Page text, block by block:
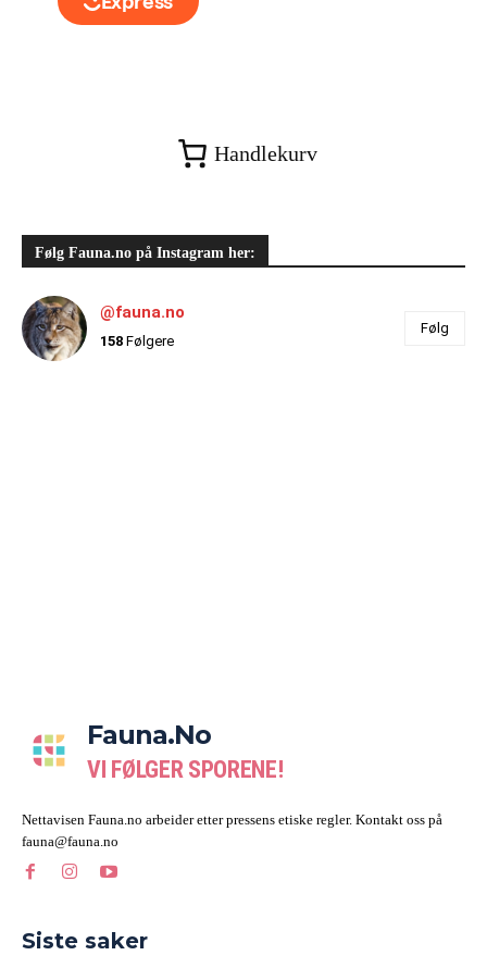
Handlekurv
Følg Fauna.no på Instagram her:
@fauna.no
158 Følgere
Følg
Fauna.no
VI FØLGER SPORENE!
Nettavisen Fauna.no arbeider etter pressens etiske regler. Kontakt oss på
fauna@fauna.no
Siste saker